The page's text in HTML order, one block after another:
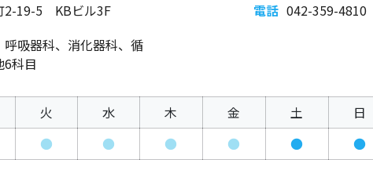
2-19-5 KBビル3F 電話 042-359-4810
呼吸器科、消化器科、循
科目
火 水 木 金 土 日
● ● ● ● ● ●